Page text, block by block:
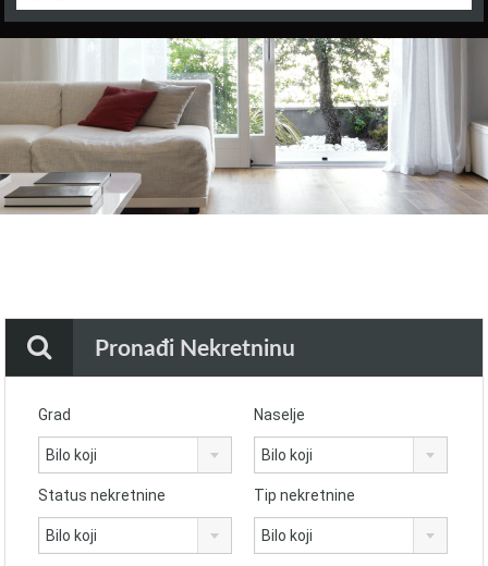
Pronađi Nekretninu
Grad
Bilo koji
Naselje
Bilo koji
Status nekretnine
Bilo koji
Tip nekretnine
Bilo koji